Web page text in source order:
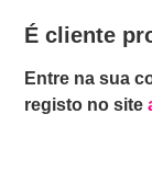
É cliente
Entre na sua
registo no site